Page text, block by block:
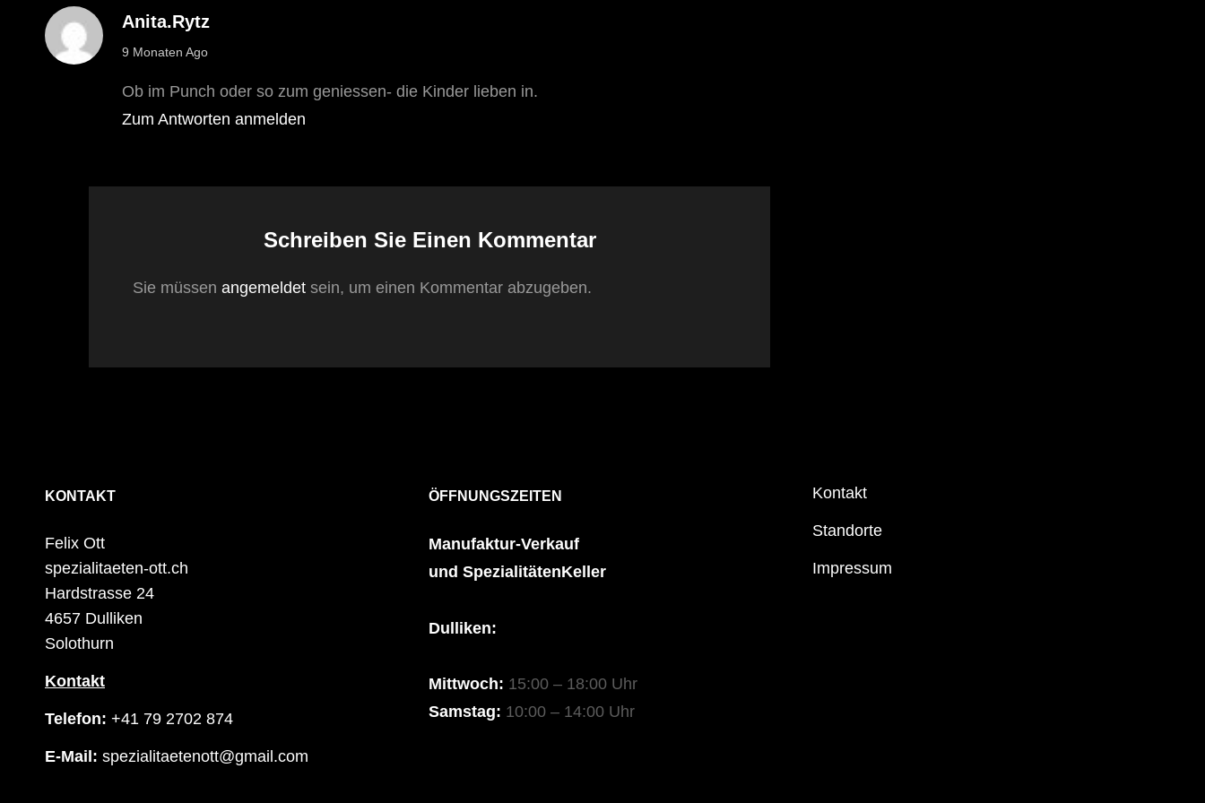
Anita.rytz
says:
9 Monaten Ago
Ob im Punch oder so zum geniessen- die Kinder lieben in.
Zum Antworten anmelden
Schreiben Sie Einen Kommentar
Sie müssenangemeldet sein, um einen Kommentar abzugeben.
KONTAKT
Felix Ott
spezialitaeten-ott.ch
Hardstrasse 24
4657 Dulliken
Solothurn
Kontakt
Telefon: +41 79 2702 874
E-Mail: spezialitaetenott@gmail.com
ÖFFNUNGSZEITEN
Manufaktur-Verkauf
und SpezialitätenKeller
Dulliken:
Mittwoch: 15:00 – 18:00 Uhr
Samstag: 10:00 – 14:00 Uhr
Kontakt
Standorte
Impressum